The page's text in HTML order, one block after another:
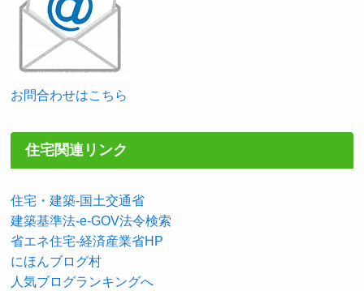
お問合わせはこちら
住宅関連リンク
住宅・建築-国土交通省
建築基準法-e-GOV法令検索
省エネ住宅-経済産業省HP
にほんブログ村
人気ブログランキングへ